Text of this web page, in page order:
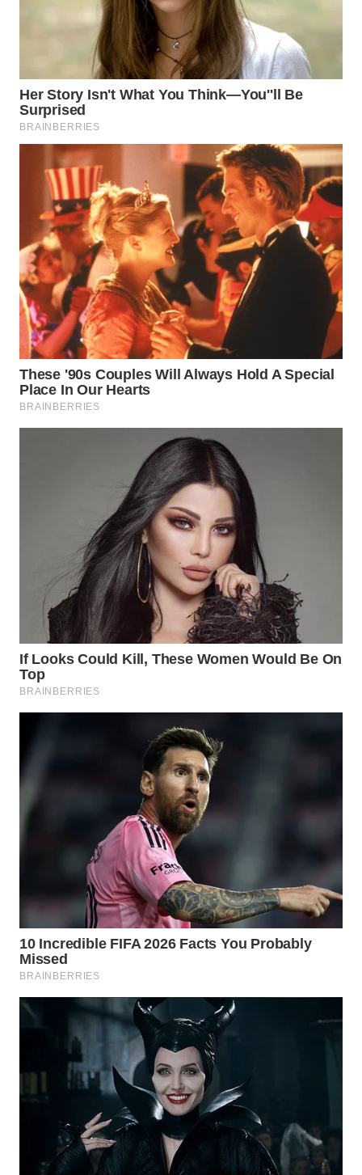
WN
KUNINGAN
WN
MAJALENGKA
WN
SUBANG
WN
SUKABUMI
WN
PURWAKARTA
WN
PRIANGAN
WN
BOROBUDUR
WN
MADURA
MANDALIKA
WN
LIKUPANG
LABUANBAJO
BORNEO